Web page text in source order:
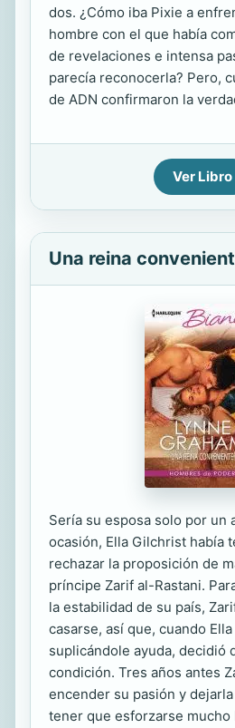
dos. ¿Cómo iba Pixie a
hombre con el que había
de revelaciones e intensa
parecía reconocerla? Pero,
de ADN confirmaron la
Ver Libro
Una reina
Sería su esposa solo por un
ocasión, Ella Gilchrist había
rechazar la proposición de
príncipe Zarif al-Rastani.
la estabilidad de su país,
casarse, así que, cuando
suplicándole ayuda, decidió
condición. Tres años antes
encender su pasión y
tener que esforzarse mucho